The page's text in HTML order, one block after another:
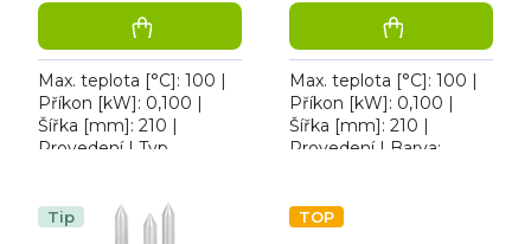
Max. teplota [°C]: 100 |
Příkon [kW]: 0,100 |
Šířka [mm]: 210 |
Provedení | Typ
rychlého ohřevu,
Max. teplota [°C]: 100 |
Příkon [kW]: 0,100 |
Šířka [mm]: 210 |
Provedení | Barva:
vypínač a kontrolka
Tip TOP